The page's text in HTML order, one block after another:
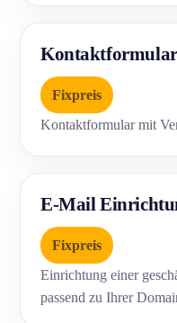
Kontaktformular
Fixpreis
Kontaktformular mit
E-Mail
Fixpreis
Einrichtung einer
passend zu Ihrer